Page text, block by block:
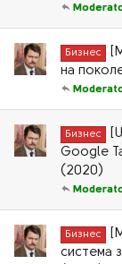
Бизнес
на
Бизнес
Google
(2020)
Бизнес
система